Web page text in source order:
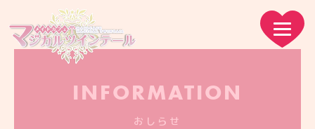
INFORMATION
おしらせ